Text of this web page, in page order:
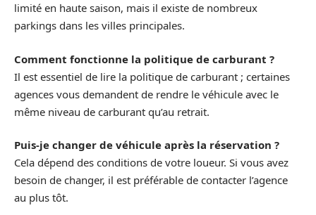
limité en haute saison, mais il existe de nombreux
parkings dans les villes principales.
Comment fonctionne la politique de carburant ?
Il est essentiel de lire la politique de carburant ; certaines
agences vous demandent de rendre le véhicule avec le
même niveau de carburant qu’au retrait.
Puis-je changer de véhicule après la réservation ?
Cela dépend des conditions de votre loueur. Si vous avez
besoin de changer, il est préférable de contacter l’agence
au plus tôt.